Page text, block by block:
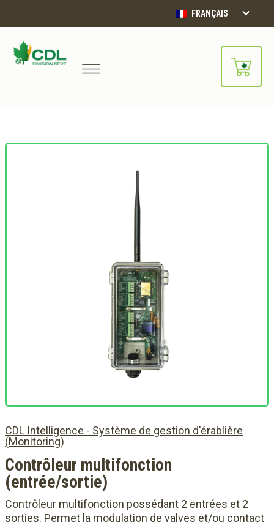
FRANÇAIS
Merci de votre compréhension.
CDL Intelligence - Système de gestion d'érablière
(Monitoring)
Contrôleur multifonction
(entrée/sortie)
Contrôleur multifonction possédant 2 entrées et 2
sorties. Permet la modulation de valves et/ou contact